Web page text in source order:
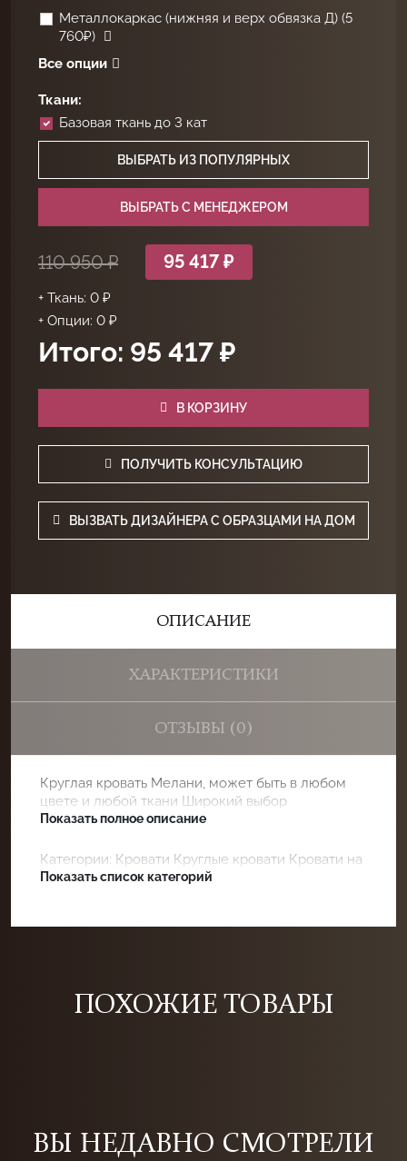
Металлокаркас (нижняя и верх обвязка Д) (5
760₽)
Все опции
Ткани:
Базовая ткань до 3 кат
ВЫБРАТЬ ИЗ ПОПУЛЯРНЫХ
ВЫБРАТЬ C МЕНЕДЖЕРОМ
110 950 ₽ 95 417 ₽
+ Ткань: 0 ₽
+ Опции: 0 ₽
Итого: 95 417 ₽
В КОРЗИНУ
ПОЛУЧИТЬ КОНСУЛЬТАЦИЮ
ВЫЗВАТЬ ДИЗАЙНЕРА С ОБРАЗЦАМИ НА ДОМ
ОПИСАНИЕ
ХАРАКТЕРИСТИКИ
ОТЗЫВЫ (0)
Круглая кровать Мелани, может быть в любом
цвете и любой ткани Широкий выбор
комплектаций и возможных исполнений
Показать полное описание
Категории: Кровати Круглые кровати Кровати на
заказБелые кровати
Показать список категорий
ПОХОЖИЕ ТОВАРЫ
ВЫ НЕДАВНО СМОТРЕЛИ